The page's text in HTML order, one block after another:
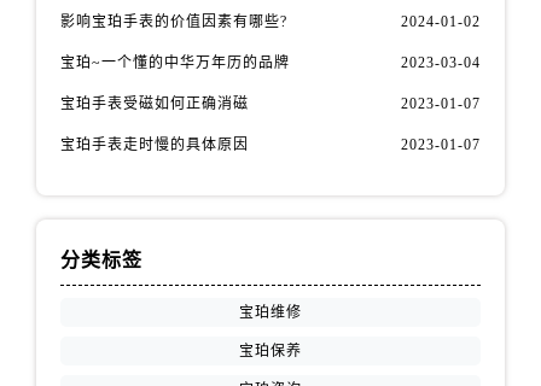
安徽省宿州市埇桥区人民中路宝珀售后服务中心（需提前预约）
影响宝珀手表的价值因素有哪些? 2024-01-02
宝珀~一个懂的中华万年历的品牌 2023-03-04
宝珀手表受磁如何正确消磁 2023-01-07
宝珀手表走时慢的具体原因 2023-01-07
分类标签
宝珀维修
宝珀保养